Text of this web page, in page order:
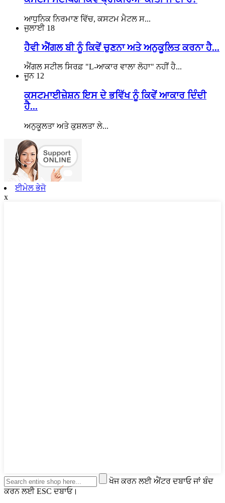
ਆਧੁਨਿਕ ਨਿਰਮਾਣ ਵਿੱਚ, ਕਸਟਮ ਮੈਟਲ ਸ...
ਜੁਲਾਈ 18
ਹੈਵੀ ਐਂਗਲ ਬੀ ਨੂੰ ਕਿਵੇਂ ਚੁਣਨਾ ਅਤੇ ਅਨੁਕੂਲਿਤ ਕਰਨਾ ਹੈ...
ਐਂਗਲ ਸਟੀਲ ਸਿਰਫ਼ "L-ਆਕਾਰ ਵਾਲਾ ਲੋਹਾ" ਨਹੀਂ ਹੈ...
ਜੂਨ 12
ਕਸਟਮਾਈਜ਼ੇਸ਼ਨ ਇਸ ਦੇ ਭਵਿੱਖ ਨੂੰ ਕਿਵੇਂ ਆਕਾਰ ਦਿੰਦੀ
ਹੈ...
ਅਨੁਕੂਲਤਾ ਅਤੇ ਕੁਸ਼ਲਤਾ ਲੇ...
ਈਮੇਲ ਭੇਜੋ
x
ਖੋਜ ਕਰਨ ਲਈ ਐਂਟਰ ਦਬਾਓ ਜਾਂ ਬੰਦ
ਕਰਨ ਲਈ ESC ਦਬਾਓ।